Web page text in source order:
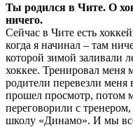
Ты родился в Чите. О
ничего.
Сейчас в Чите есть
когда я начинал – там
которой зимой заливали
хоккее. Тренировал меня
родители перевезли
прошел просмотр, потом
переговорили с
школу «Динамо». И мы